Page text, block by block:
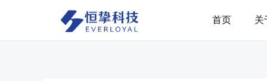
首页 关